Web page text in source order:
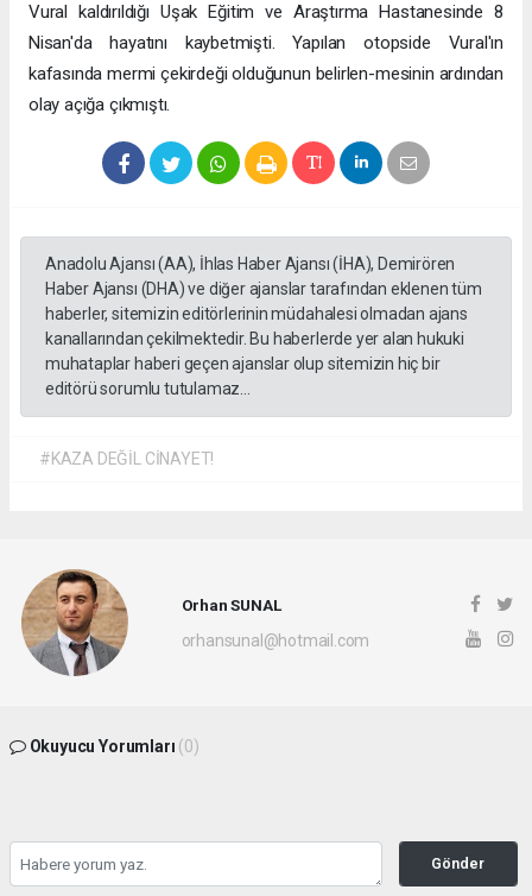
Vural kaldırıldığı Uşak Eğitim ve Araştırma Hastanesinde 8
Nisan'da hayatını kaybetmişti. Yapılan otopside Vural'ın
kafasında mermi çekirdeği olduğunun belirlen-mesinin ardından
olay açığa çıkmıştı.
Anadolu Ajansı (AA), İhlas Haber Ajansı (İHA), Demirören
Haber Ajansı (DHA) ve diğer ajanslar tarafından eklenen tüm
haberler, sitemizin editörlerinin müdahalesi olmadan ajans
kanallarından çekilmektedir. Bu haberlerde yer alan hukuki
muhataplar haberi geçen ajanslar olup sitemizin hiç bir
editörü sorumlu tutulamaz...
#KAZA DEĞİL CİNAYET!
Orhan SUNAL
orhansunal@hotmail.com
Okuyucu Yorumları (0)
Gönder